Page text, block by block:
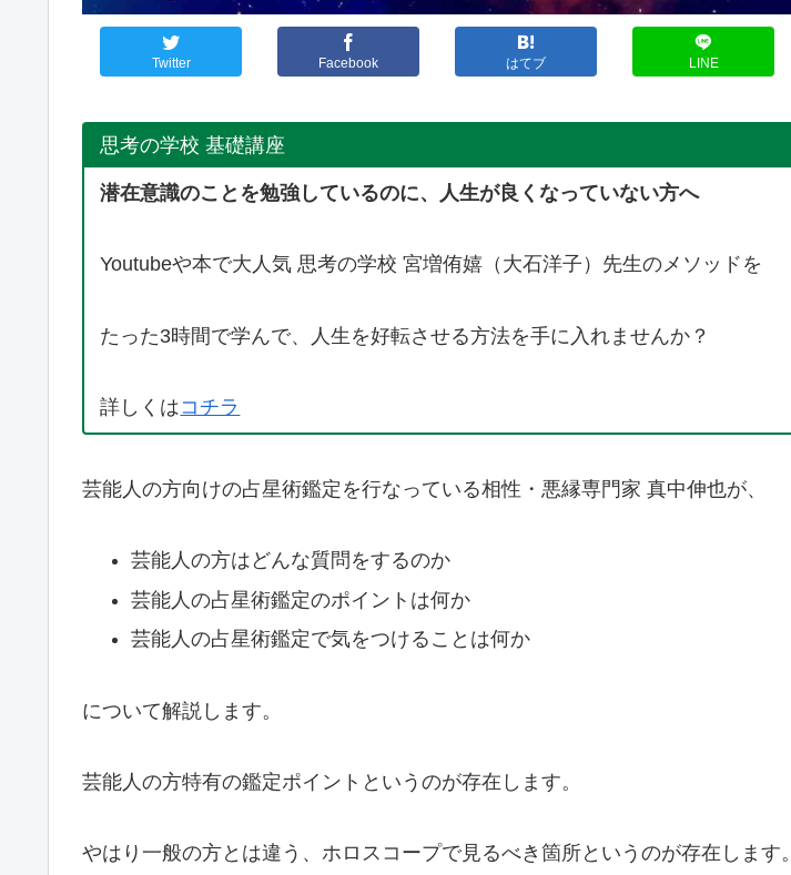
Twitter Facebook はてブ LINE
思考の学校 基礎講座
潜在意識のことを勉強しているのに、人生が良くなっていない方へ
Youtubeや本で大人気 思考の学校 宮増侑嬉（大石洋子）先生のメソッドを
たった3時間で学んで、人生を好転させる方法を手に入れませんか？
詳しくはコチラ
芸能人の方向けの占星術鑑定を行なっている相性・悪縁専門家 真中伸也が、
芸能人の方はどんな質問をするのか
芸能人の占星術鑑定のポイントは何か
芸能人の占星術鑑定で気をつけることは何か
について解説します。
芸能人の方特有の鑑定ポイントというのが存在します。
やはり一般の方とは違う、ホロスコープで見るべき箇所というのが存在します。